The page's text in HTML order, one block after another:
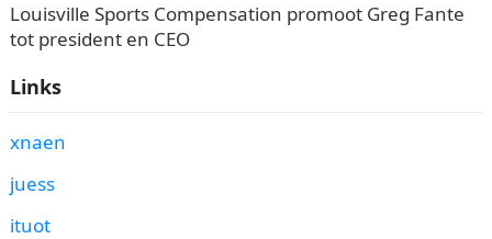
Louisville Sports Compensation promoot Greg Fante
tot president en CEO
Links
xnaen
juess
ituot